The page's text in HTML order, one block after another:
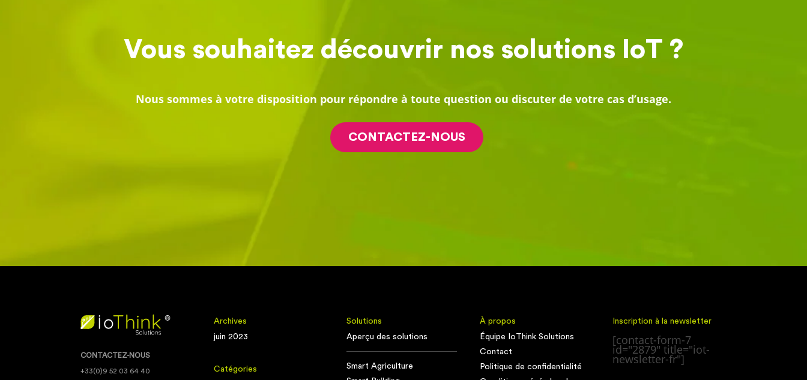
Vous souhaitez découvrir nos solutions IoT ?
Nous sommes à votre disposition pour répondre à toute question ou discuter de votre cas d’usage.
CONTACTEZ-NOUS
CONTACTEZ-NOUS
+33(0)9 52 03 64 40
Archives
juin 2023
Catégories
Solutions
Aperçu des solutions
Smart Agriculture
À propos
Équipe IoThink Solutions
Contact
Politique de confidentialité
Inscription à la newsletter
[contact-form-7
id="2879" title="iot-
newsletter-fr"]